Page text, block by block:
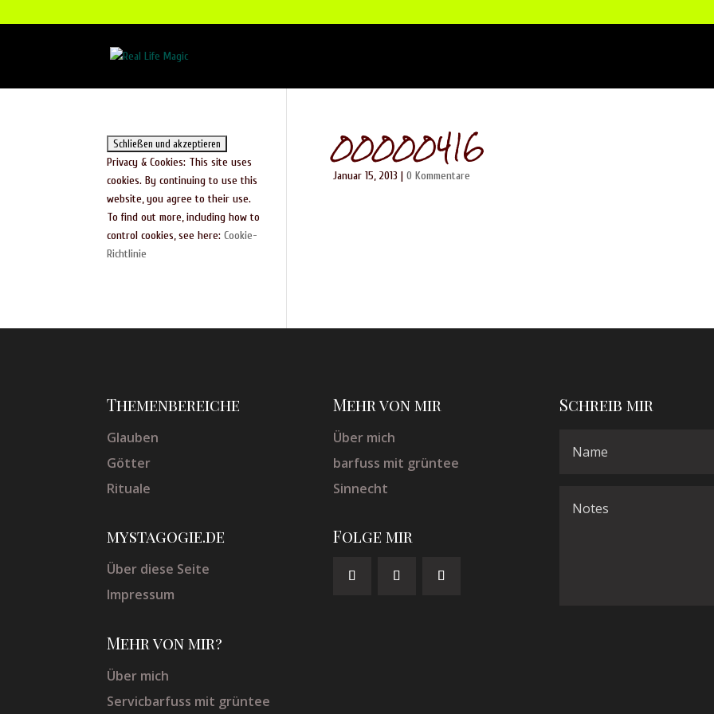
00000416
Januar 15, 2013 | 0 Kommentare
Privacy & Cookies: This site uses
cookies. By continuing to use this
website, you agree to their use.
To find out more, including how to
control cookies, see here:Cookie-
Richtlinie
Themenbereiche
Glauben
Götter
Rituale
mystagogie.de
Über diese Seite
Impressum
Mehr von mir?
Über mich
Servicbarfuss mit grüntee
Mehr von mir
Über mich
barfuss mit grüntee
Sinnecht
Folge mir
Schreib mir